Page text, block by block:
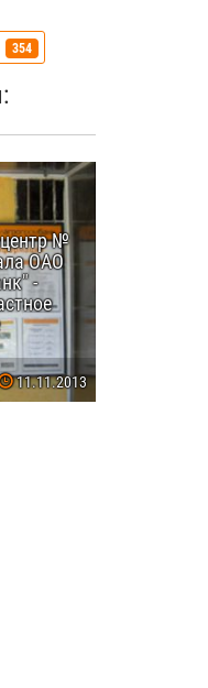
354
№
ОАО
-
11.11.2013